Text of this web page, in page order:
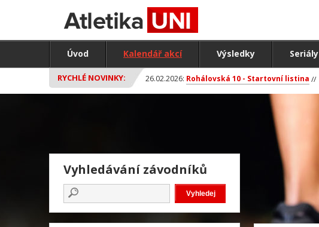
Úvod Kalendář akcí Výsledky Seriály
RYCHLÉ NOVINKY: 26.02.2026: Rohálovská 10 - Startovní listina
Vyhledávání závodníků